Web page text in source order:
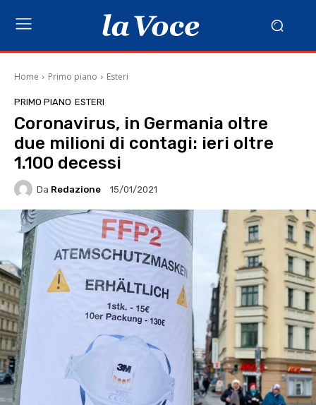
Home Primo piano Esteri
PRIMO PIANO ESTERI
Coronavirus, in Germania oltre
due milioni di contagi: ieri oltre
1.100 decessi
Da Redazione 15/01/2021